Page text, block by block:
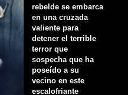
rebelde se embarca
en una cruzada
valiente para
detener el terrible
terror que
sospecha que ha
poseído a su
vecino en este
escalofriante